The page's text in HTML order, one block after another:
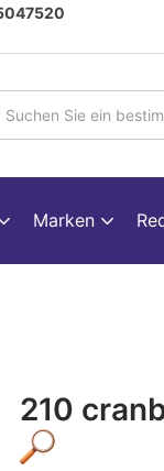
Marken
210